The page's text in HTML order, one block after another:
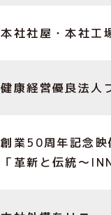
本社社屋・本社工
健康経営優良法人
創業50周年記念映
「革新と伝統〜